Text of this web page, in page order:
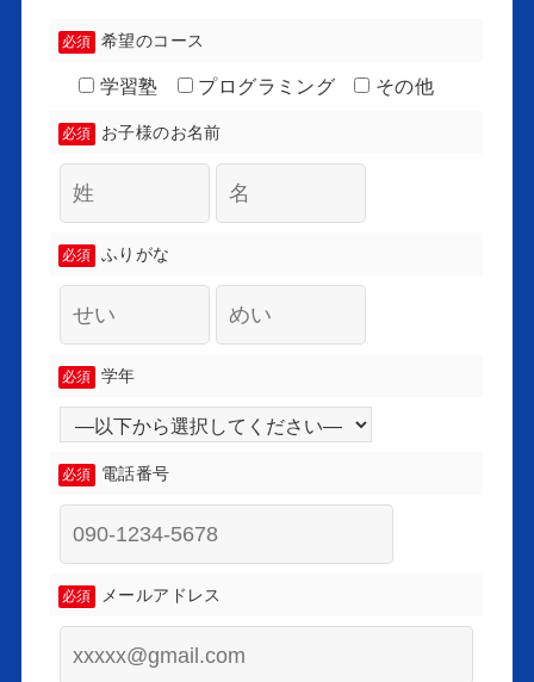
必須 希望のコース
学習塾 プログラミング その他
必須 お子様のお名前
必須 ふりがな
必須 学年
必須 電話番号
必須 メールアドレス